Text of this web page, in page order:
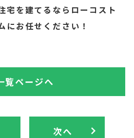
宅を建てるならローコスト
にお任せください！
覧ページへ
次へ